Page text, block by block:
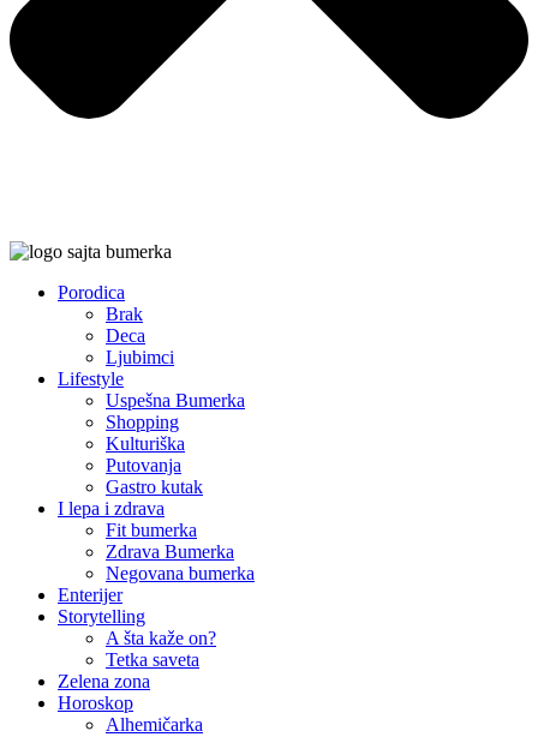
Porodica
Brak
Deca
Ljubimci
Lifestyle
Uspešna Bumerka
Shopping
Kulturiška
Putovanja
Gastro kutak
I lepa i zdrava
Fit bumerka
Zdrava Bumerka
Negovana bumerka
Enterijer
Storytelling
A šta kaže on?
Tetka saveta
Zelena zona
Horoskop
Alhemičarka